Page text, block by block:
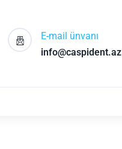
E-mail ünvanı
info@caspident.az